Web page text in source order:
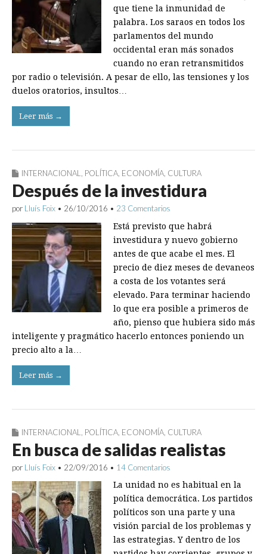
que tiene la inmunidad de
palabra. Los saraos en todos los
parlamentos del mundo
occidental eran más sonados
cuando no eran retransmitidos
por radio o televisión. A pesar de ello, las tensiones y los
duelos oratorios, insultos…
Leer más →
INTERNACIONAL POLÍTICA ECONOMÍA CULTURA
Después de la investidura
por Lluís Foix • 26/10/2016 • 23 Comentarios
Está previsto que habrá
investidura y nuevo gobierno
antes de que acabe el mes. El
precio de diez meses de devaneos
a costa de los votantes será
elevado. Para terminar haciendo
lo que era posible a primeros de
año, pienso que hubiera sido más
inteligente y pragmático hacerlo entonces poniendo un
precio alto a la…
Leer más →
INTERNACIONAL POLÍTICA ECONOMÍA CULTURA
En busca de salidas realistas
por Lluís Foix • 22/09/2016 • 14 Comentarios
La unidad no es habitual en la
política democrática. Los partidos
políticos son una parte y una
visión parcial de los problemas y
las estrategias. Y dentro de los